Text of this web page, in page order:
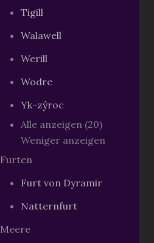
Tigill
Walawell
Werill
Wodre
Yk-zŷroc
Alle anzeigen (20)
Weniger anzeigen
Furten
Furt von Dyramir
Natternfurt
Meere